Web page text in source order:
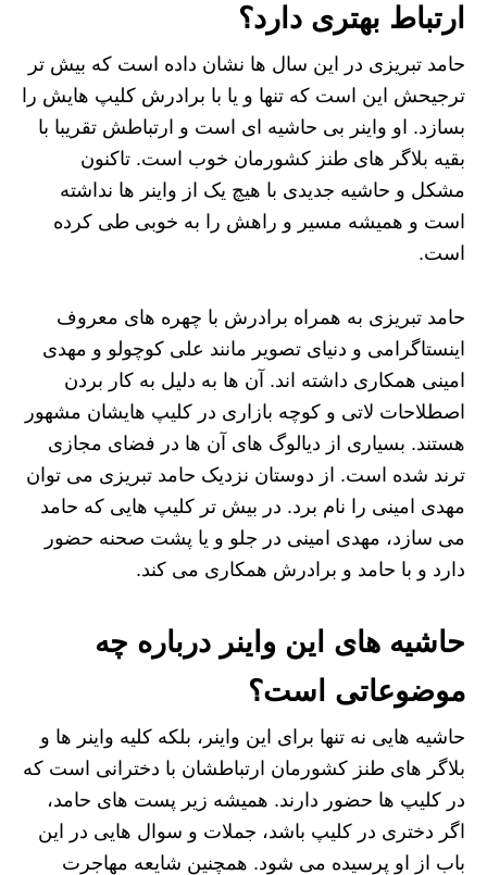
ارتباط بهتری دارد؟
حامد تبریزی در این سال ها نشان داده است که بیش تر
ترجیحش این است که تنها و یا با برادرش کلیپ هایش را
بسازد. او واینر بی حاشیه ای است و ارتباطش تقریبا با
بقیه بلاگر های طنز کشورمان خوب است. تاکنون
مشکل و حاشیه جدیدی با هیچ یک از واینر ها نداشته
است و همیشه مسیر و راهش را به خوبی طی کرده
است.
حامد تبریزی به همراه برادرش با چهره های معروف
اینستاگرامی و دنیای تصویر مانند علی کوچولو و مهدی
امینی همکاری داشته اند. آن ها به دلیل به کار بردن
اصطلاحات لاتی و کوچه بازاری در کلیپ هایشان مشهور
هستند. بسیاری از دیالوگ های آن ها در فضای مجازی
ترند شده است. از دوستان نزدیک حامد تبریزی می توان
مهدی امینی را نام برد. در بیش تر کلیپ هایی که حامد
می سازد، مهدی امینی در جلو و یا پشت صحنه حضور
دارد و با حامد و برادرش همکاری می کند.
حاشیه های این واینر درباره چه
موضوعاتی است؟
حاشیه هایی نه تنها برای این واینر، بلکه کلیه واینر ها و
بلاگر های طنز کشورمان ارتباطشان با دخترانی است که
در کلیپ ها حضور دارند. همیشه زیر پست های حامد،
اگر دختری در کلیپ باشد، جملات و سوال هایی در این
باب از او پرسیده می شود. همچنین شایعه مهاجرت